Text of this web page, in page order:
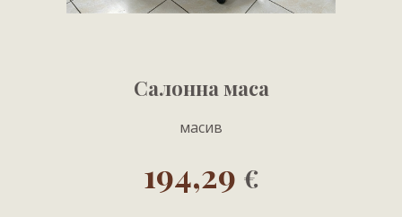
Салонна маса
масив
194,29 €